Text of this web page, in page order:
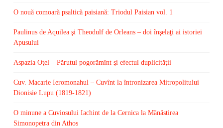
O nouă comoară psaltică paisiană: Triodul Paisian vol. 1
Paulinus de Aquilea şi Theodulf de Orleans – doi înşelaţi ai istoriei
Apusului
Aspazia Oţel – Părutul pogorămînt şi efectul duplicităţii
Cuv. Macarie Ieromonahul – Cuvînt la întronizarea Mitropolitului
Dionisie Lupu (1819-1821)
O minune a Cuviosului Iachint de la Cernica la Mănăstirea
Simonopetra din Athos